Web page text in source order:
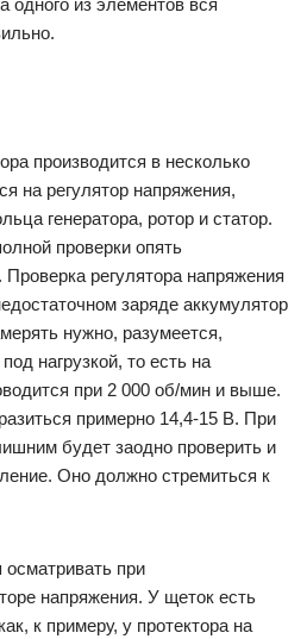
одного из элементов вся
производится в несколько
на регулятор напряжения,
генератора, ротор и статор.
проверки опять
регулятора напряжения
заряде аккумулятор
нужно, разумеется,
нагрузкой, то есть на
при 2 000 об/мин и выше.
примерно 14,4-15 В. При
будет заодно проверить и
Оно должно стремиться к
при
напряжения. У щеток есть
к примеру, у протектора на